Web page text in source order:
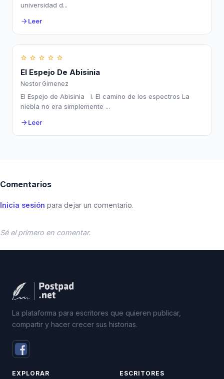
universidad d...
arrow_forward Leer
star_border star_border star_border star_border star_border
El Espejo De Abisinia
Nestor Gimenez
El Espejo de Abisinia I. El camino de los espectros La
niebla no era simplemente ...
arrow_forward Leer
Comentarios
Inicia sesión para dejar un comentario.
Sé el primero en comentar.
La plataforma para escritores que quieren publicar,
compartir y hacer crecer sus historias.
EXPLORAR ESCRITORES